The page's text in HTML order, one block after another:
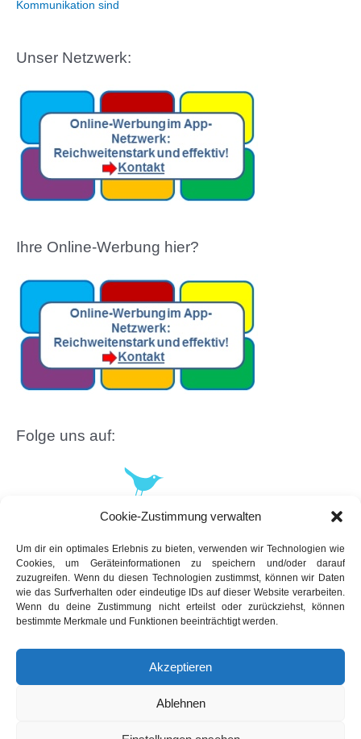
Cookie-Zustimmung verwalten
Um dir ein optimales Erlebnis zu bieten, verwenden wir Technologien wie
Cookies, um Geräteinformationen zu speichern und/oder darauf
zuzugreifen. Wenn du diesen Technologien zustimmst, können wir Daten
wie das Surfverhalten oder eindeutige IDs auf dieser Website verarbeiten.
Wenn du deine Zustimmung nicht erteilst oder zurückziehst, können
bestimmte Merkmale und Funktionen beeinträchtigt werden.
Akzeptieren
Ablehnen
Kommunikation sind
Unser Netzwerk:
Ihre Online-Werbung hier?
Folge uns auf: